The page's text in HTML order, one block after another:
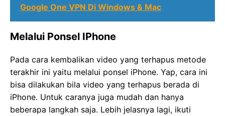
Google One VPN Di Windows & Mac
Melalui Ponsel IPhone
Pada cara kembalikan video yang terhapus metode
terakhir ini yaitu melalui ponsel iPhone. Yap, cara ini
bisa dilakukan bila video yang terhapus berada di
iPhone. Untuk caranya juga mudah dan hanya
beberapa langkah saja. Lebih jelasnya lagi, ikuti